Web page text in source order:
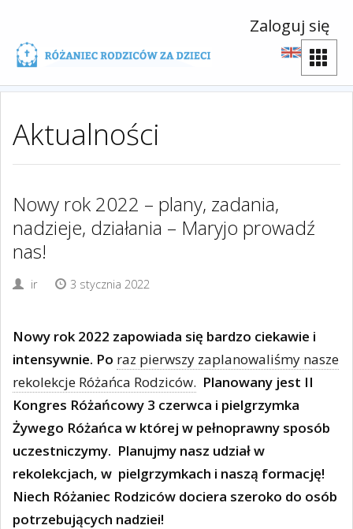
Zaloguj się
Aktualności
Nowy rok 2022 – plany, zadania,
nadzieje, działania – Maryjo prowadź
nas!
ir 3 stycznia 2022
Nowy rok 2022 zapowiada się bardzo ciekawie i
intensywnie. Po raz pierwszy zaplanowaliśmy nasze
rekolekcje Różańca Rodziców. Planowany jest II
Kongres Różańcowy 3 czerwca i pielgrzymka
Żywego Różańca w której w pełnoprawny sposób
uczestniczymy. Planujmy nasz udział w
rekolekcjach, w pielgrzymkach i naszą formację!
Niech Różaniec Rodziców dociera szeroko do osób
potrzebujących nadziei!